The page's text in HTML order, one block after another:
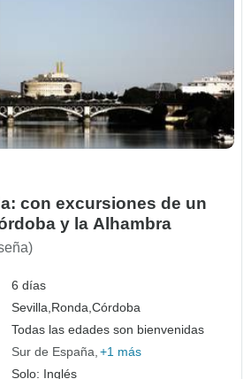
con excursiones de un
y la Alhambra
6 días
Sevilla,Ronda,Córdoba
Todas las edades son bienvenidas
Sur de España +1 más
Solo: Inglés